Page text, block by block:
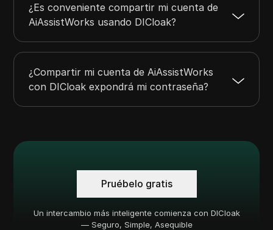
¿Es conveniente compartir mi cuenta de
AiAssistWorks usando DICloak?
¿Compartir mi cuenta de AiAssistWorks
con DICloak expondrá mi contraseña?
Pruébelo gratis
Un intercambio más inteligente comienza con DICloak
— Seguro, Simple, Asequible